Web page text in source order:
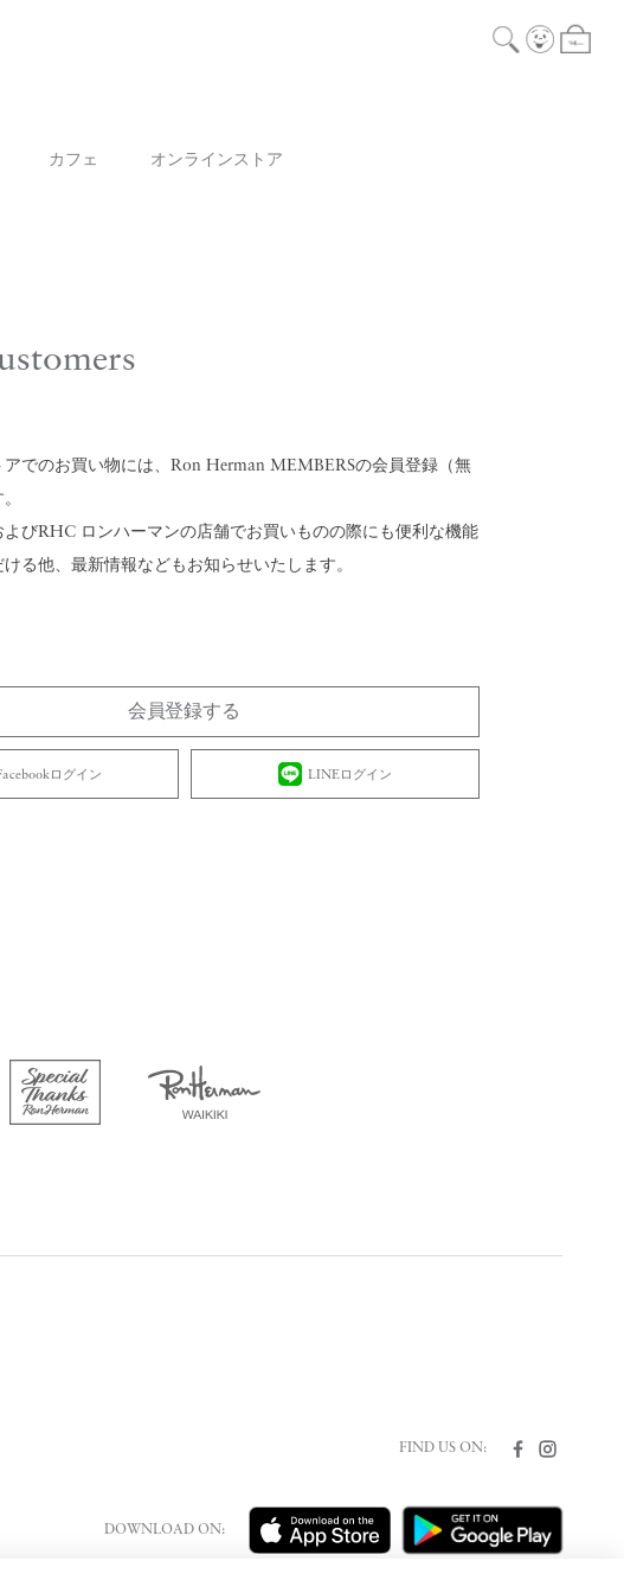
カフェ オンラインストア
アでのお買い物には、Ron Herman MEMBERSの会員登録（無
よびRHC ロンハーマンの店舗でお買いものの際にも便利な機能
る他、最新情報などもお知らせいたします。
会員登録する
ログイン LINEログイン
FIND US ON:
DOWNLOAD ON: